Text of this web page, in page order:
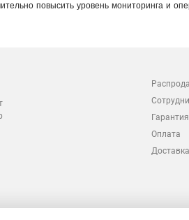
повысить уровень мониторинга и
Гарантия
Оплата
Доставка